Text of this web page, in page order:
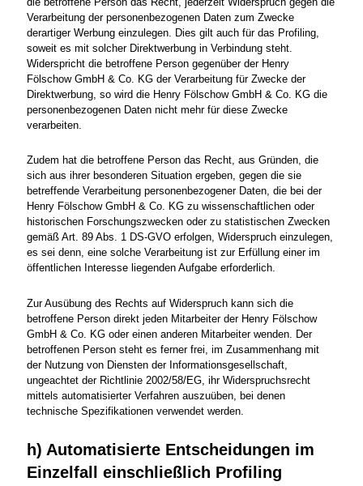
Verarbeitung der personenbezogenen Daten zum Zwecke
derartiger Werbung einzulegen. Dies gilt auch für das Profiling,
soweit es mit solcher Direktwerbung in Verbindung steht.
Widerspricht die betroffene Person gegenüber der Henry
Fölschow GmbH & Co. KG der Verarbeitung für Zwecke der
Direktwerbung, so wird die Henry Fölschow GmbH & Co. KG die
personenbezogenen Daten nicht mehr für diese Zwecke
verarbeiten.
Zudem hat die betroffene Person das Recht, aus Gründen, die
sich aus ihrer besonderen Situation ergeben, gegen die sie
betreffende Verarbeitung personenbezogener Daten, die bei der
Henry Fölschow GmbH & Co. KG zu wissenschaftlichen oder
historischen Forschungszwecken oder zu statistischen Zwecken
gemäß Art. 89 Abs. 1 DS-GVO erfolgen, Widerspruch einzulegen,
es sei denn, eine solche Verarbeitung ist zur Erfüllung einer im
öffentlichen Interesse liegenden Aufgabe erforderlich.
Zur Ausübung des Rechts auf Widerspruch kann sich die
betroffene Person direkt jeden Mitarbeiter der Henry Fölschow
GmbH & Co. KG oder einen anderen Mitarbeiter wenden. Der
betroffenen Person steht es ferner frei, im Zusammenhang mit
der Nutzung von Diensten der Informationsgesellschaft,
ungeachtet der Richtlinie 2002/58/EG, ihr Widerspruchsrecht
mittels automatisierter Verfahren auszuüben, bei denen
technische Spezifikationen verwendet werden.
h) Automatisierte Entscheidungen im
Einzelfall einschließlich Profiling